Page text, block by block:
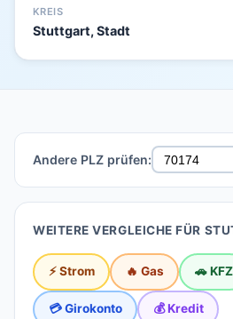
KREIS
Stuttgart, Stadt
Andere PLZ prüfen:
WEITERE VERGLEICHE FÜR
⚡ Strom 🔥 Gas 🚗 KFZ
💳 Girokonto 💰 Kredit